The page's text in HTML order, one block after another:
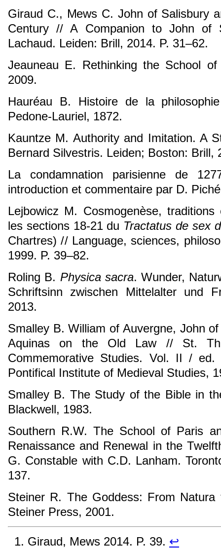
Giraud C., Mews C. John of Salisbury
Century // A Companion to John of
Lachaud. Leiden: Brill, 2014. P. 31–62.
Jeauneau E. Rethinking the School
2009.
Hauréau B. Histoire de la
Pedone-Lauriel, 1872.
Kauntze M. Authority and Imitation. A
Bernard Silvestris. Leiden; Boston: Brill,
La condamnation parisienne de
introduction et commentaire par D.
Lejbowicz M. Cosmogenèse,
les sections 18-21 du Tractatus de sex
Chartres) // Language, sciences,
1999. P. 39–82.
Roling B. Physica sacra. Wunder,
Schriftsinn zwischen Mittelalter und
2013.
Smalley B. William of Auvergne, John
Aquinas on the Old Law // St.
Commemorative Studies. Vol. II /
Pontifical Institute of Medieval Studies,
Smalley B. The Study of the Bible in
Blackwell, 1983.
Southern R.W. The School of Paris
Renaissance and Renewal in the
G. Constable with C.D. Lanham.
137.
Steiner R. The Goddess: From
Steiner Press, 2001.
Giraud, Mews 2014. P. 39. ↩